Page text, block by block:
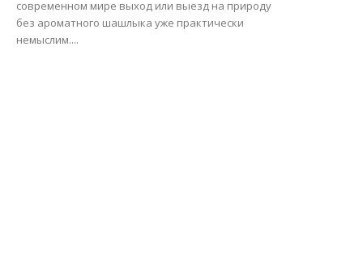
современном мире выход или выезд на природу
без ароматного шашлыка уже практически
немыслим....